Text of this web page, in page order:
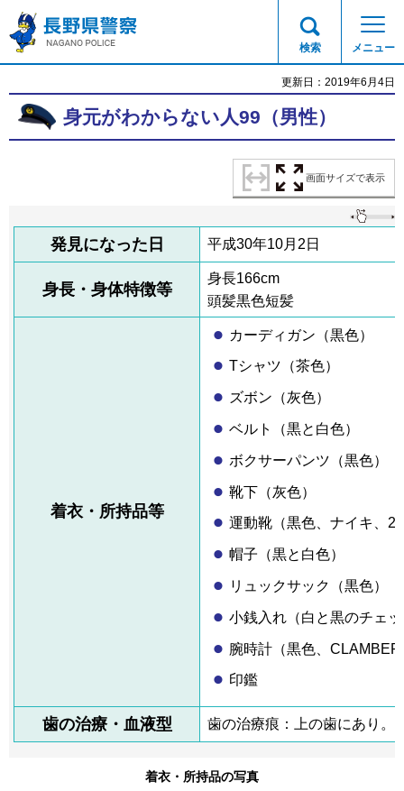
長野県警察
検索 メニュー
更新日：2019年6月4日
身元がわからない人99（男性）
画面サイズで表示
発見になった日 平成30年10月2日
身長・身体特徴等
身長166cm
頭髪黒色短髪
着衣・所持品等
カーディガン（黒色）
Tシャツ（茶色）
ズボン（灰色）
ベルト（黒と白色）
ボクサーパンツ（黒色）
靴下（灰色）
運動靴（黒色、ナイキ、
帽子（黒と白色）
リュックサック（黒色）
小銭入れ（白と黒のチェ
腕時計（黒色、CLAMBER
印鑑
歯の治療・血液型 歯の治療痕：上の歯にあり。
着衣・所持品の写真